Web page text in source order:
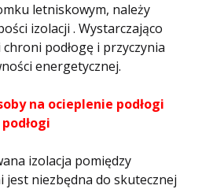
letniskowym, należy
izolacji . Wystarczająco
podłogę i przyczynia
energetycznej.
na ocieplenie podłogi
izolacja pomiędzy
jest niezbędna do skutecznej